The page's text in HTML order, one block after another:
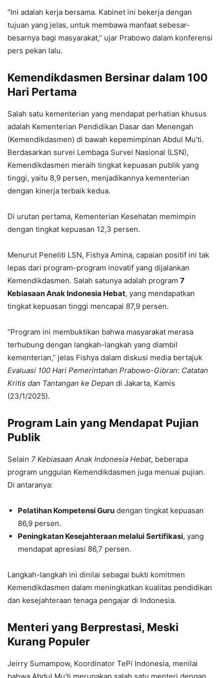
“Ini adalah kerja bersama. Kabinet ini bekerja dengan
tujuan yang jelas, untuk membawa manfaat sebesar-
besarnya bagi masyarakat,” ujar Prabowo dalam konferensi
pers pekan lalu.
Kemendikdasmen Bersinar dalam 100
Hari Pertama
Salah satu kementerian yang mendapat perhatian khusus
adalah Kementerian Pendidikan Dasar dan Menengah
(Kemendikdasmen) di bawah kepemimpinan Abdul Mu’ti.
Berdasarkan survei Lembaga Survei Nasional (LSN),
Kemendikdasmen meraih tingkat kepuasan publik yang
tinggi, yaitu 8,9 persen, menjadikannya kementerian
dengan kinerja terbaik kedua.
Di urutan pertama, Kementerian Kesehatan memimpin
dengan tingkat kepuasan 12,3 persen.
Menurut Peneliti LSN, Fishya Amina, capaian positif ini tak
lepas dari program-program inovatif yang dijalankan
Kemendikdasmen. Salah satunya adalah program 7
Kebiasaan Anak Indonesia Hebat, yang mendapatkan
tingkat kepuasan tinggi mencapai 87,9 persen.
“Program ini membuktikan bahwa masyarakat merasa
terhubung dengan langkah-langkah yang diambil
kementerian,” jelas Fishya dalam diskusi media bertajuk
Evaluasi 100 Hari Pemerintahan Prabowo-Gibran: Catatan
Kritis dan Tantangan ke Depan di Jakarta, Kamis
(23/1/2025).
Program Lain yang Mendapat Pujian
Publik
Selain 7 Kebiasaan Anak Indonesia Hebat, beberapa
program unggulan Kemendikdasmen juga menuai pujian.
Di antaranya:
Pelatihan Kompetensi Guru dengan tingkat kepuasan
86,9 persen.
Peningkatan Kesejahteraan melalui Sertifikasi, yang
mendapat apresiasi 86,7 persen.
Langkah-langkah ini dinilai sebagai bukti komitmen
Kemendikdasmen dalam meningkatkan kualitas pendidikan
dan kesejahteraan tenaga pengajar di Indonesia.
Menteri yang Berprestasi, Meski
Kurang Populer
Jeirry Sumampow, Koordinator TePi Indonesia, menilai